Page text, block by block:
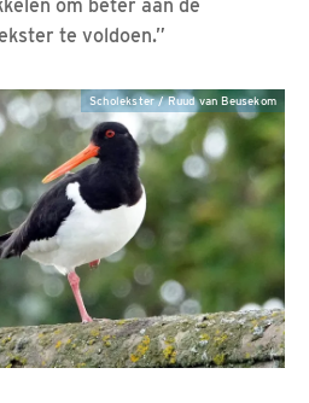
om beter aan de
te voldoen.”
Scholekster / Ruud van Beusekom